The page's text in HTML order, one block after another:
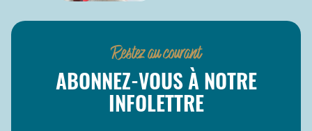
Restez au courant
ABONNEZ-VOUS À NOTRE
INFOLETTRE